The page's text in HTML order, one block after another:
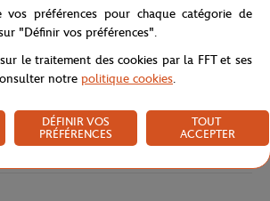
à Roland Garros avec un style à la fois
MAR-TU
vos préférences pour chaque catégorie de
"Définir vos préférences".
le traitement des cookies par la FFT et ses
notre politique cookies.
DÉFINIR VOS
PRÉFÉRENCES
TOUT
ACCEPTER